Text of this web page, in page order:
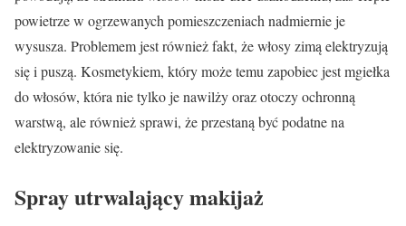
powietrze w ogrzewanych pomieszczeniach nadmiernie je
wysusza. Problemem jest również fakt, że włosy zimą elektryzują
się i puszą. Kosmetykiem, który może temu zapobiec jest mgiełka
do włosów, która nie tylko je nawilży oraz otoczy ochronną
warstwą, ale również sprawi, że przestaną być podatne na
elektryzowanie się.
Spray utrwalający makijaż